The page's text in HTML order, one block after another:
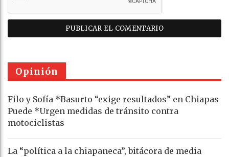
Opinión
Filo y Sofía *Basurto “exige resultados” en Chiapas
Puede *Urgen medidas de tránsito contra
motociclistas
La “política a la chiapaneca”, bitácora de media